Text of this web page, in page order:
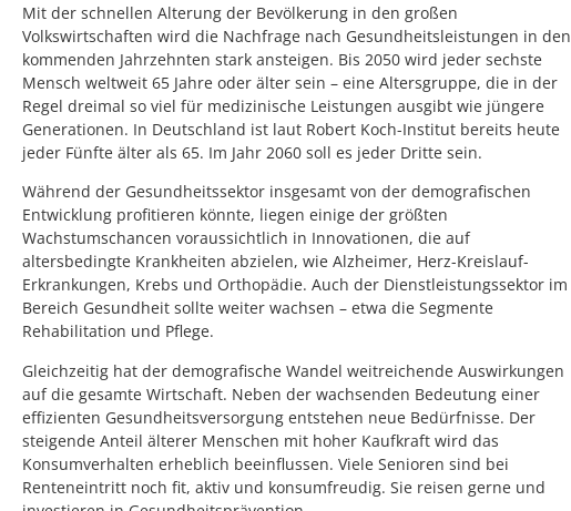
Mit der schnellen Alterung der Bevölkerung in den großen
Volkswirtschaften wird die Nachfrage nach Gesundheitsleistungen in den
kommenden Jahrzehnten stark ansteigen. Bis 2050 wird jeder sechste
Mensch weltweit 65 Jahre oder älter sein – eine Altersgruppe, die in der
Regel dreimal so viel für medizinische Leistungen ausgibt wie jüngere
Generationen. In Deutschland ist laut Robert Koch-Institut bereits heute
jeder Fünfte älter als 65. Im Jahr 2060 soll es jeder Dritte sein.
Während der Gesundheitssektor insgesamt von der demografischen
Entwicklung profitieren könnte, liegen einige der größten
Wachstumschancen voraussichtlich in Innovationen, die auf
altersbedingte Krankheiten abzielen, wie Alzheimer, Herz-Kreislauf-
Erkrankungen, Krebs und Orthopädie. Auch der Dienstleistungssektor im
Bereich Gesundheit sollte weiter wachsen – etwa die Segmente
Rehabilitation und Pflege.
Gleichzeitig hat der demografische Wandel weitreichende Auswirkungen
auf die gesamte Wirtschaft. Neben der wachsenden Bedeutung einer
effizienten Gesundheitsversorgung entstehen neue Bedürfnisse. Der
steigende Anteil älterer Menschen mit hoher Kaufkraft wird das
Konsumverhalten erheblich beeinflussen. Viele Senioren sind bei
Renteneintritt noch fit, aktiv und konsumfreudig. Sie reisen gerne und